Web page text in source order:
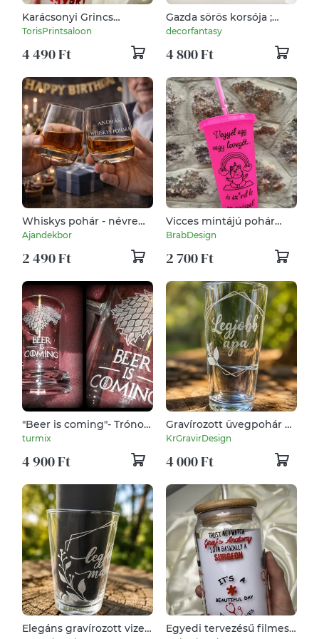
Karácsonyi Grincs
napirend repohár
TorisPrintsaloon
4 490 Ft
Gazda sörös korsója ;
Saját MTZ traktorod
fényképével is!
decorfantasy
4 800 Ft
Whiskys pohár - névre
szóló
Ajandekbor
2 490 Ft
Vicces mintájú pohár
unikornissal
BrabDesign
2 700 Ft
"Beer is coming"- Trónok
harca korsó
turmix
4 900 Ft
Gravírozott üvegpohár –
„Legjobb apa” / Egyedi
ajándék apukáknak
KrGravirDesign
4 000 Ft
Elegáns gravírozott vizes
Egyedi tervezésű filmes